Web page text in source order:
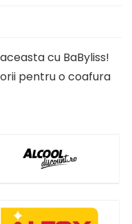
cu BaByliss!
pentru o coafura